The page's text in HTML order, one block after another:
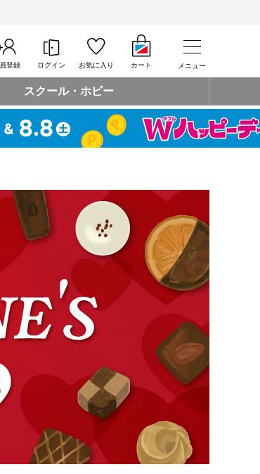
登録 ログイン お気に入り カート メニュー
スクール・ホビー